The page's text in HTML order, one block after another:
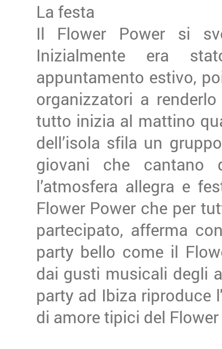
La festa
Il Flower Power si
Inizialmente era
appuntamento estivo,
organizzatori a
tutto inizia al mattino
dell’isola sfila un
giovani che
l’atmosfera allegra e
Flower Power che per
partecipato, afferma
party bello come il
dai gusti musicali degli
party ad Ibiza riproduce
di amore tipici del Flower